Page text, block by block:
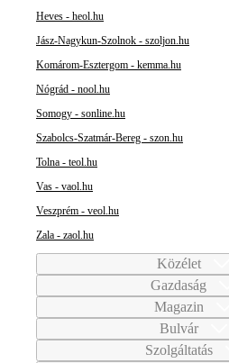
Heves - heol.hu
Jász-Nagykun-Szolnok - szoljon.hu
Komárom-Esztergom - kemma.hu
Nógrád - nool.hu
Somogy - sonline.hu
Szabolcs-Szatmár-Bereg - szon.hu
Tolna - teol.hu
Vas - vaol.hu
Veszprém - veol.hu
Zala - zaol.hu
Közélet
Gazdaság
Magazin
Bulvár
Szolgáltatás